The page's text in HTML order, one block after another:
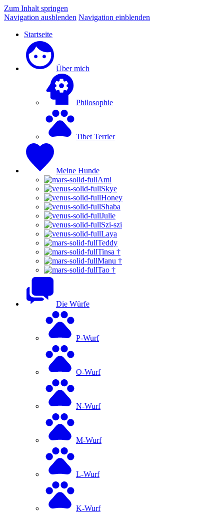
Zum Inhalt springen
Navigation ausblenden Navigation einblenden
Startseite
Über mich
Philosophie
Tibet Terrier
Meine Hunde
Ami
Skye
Honey
Shaba
Julie
Szi-szi
Laya
Teddy
Tinsa †
Manu †
Tao †
Die Würfe
P-Wurf
O-Wurf
N-Wurf
M-Wurf
L-Wurf
K-Wurf